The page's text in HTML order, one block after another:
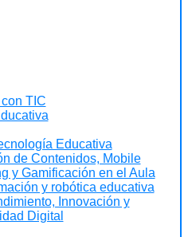
TIC
Educativa
de Contenidos, Mobile
y Gamificación en el Aula
y robótica educativa
Innovación y
Digital